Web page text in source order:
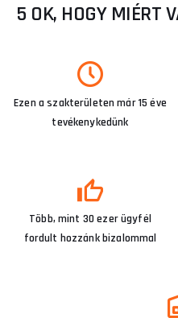
5 OK, HOGY MIÉRT
Ezen a szakterületen már 15 éve
tevékenykedünk
Több, mint 30 ezer ügyfél
fordult hozzánk bizalommal